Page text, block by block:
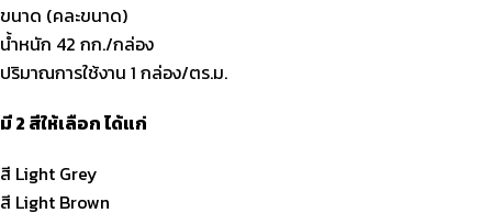
ขนาด (คละขนาด)
น้ำหนัก 42 กก./กล่อง
ปริมาณการใช้งาน 1 กล่อง/ตร.ม.
มี 2 สีให้เลือก ได้แก่
สี Light Grey
สี Light Brown